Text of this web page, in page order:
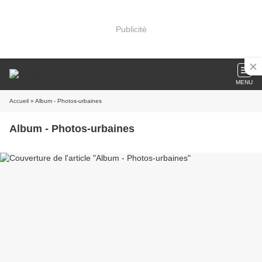
Publicité
MENU
Accueil » Album - Photos-urbaines
Album - Photos-urbaines